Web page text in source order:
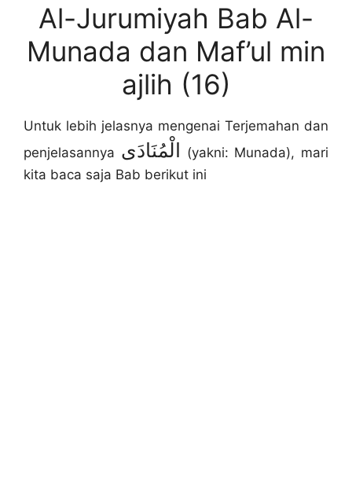
Al-Jurumiyah Bab Al-
Munada dan Maf’ul min
ajlih (16)
Untuk lebih jelasnya mengenai Terjemahan dan
penjelasannya الْمُنَادَى
(yakni: Munada), mari
kita baca saja Bab berikut ini